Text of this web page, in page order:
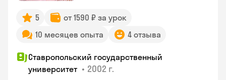
5
от 1590 ₽ за урок
10 месяцев опыта
4 отзыва
Ставропольский государственный
университет • 2002 г.